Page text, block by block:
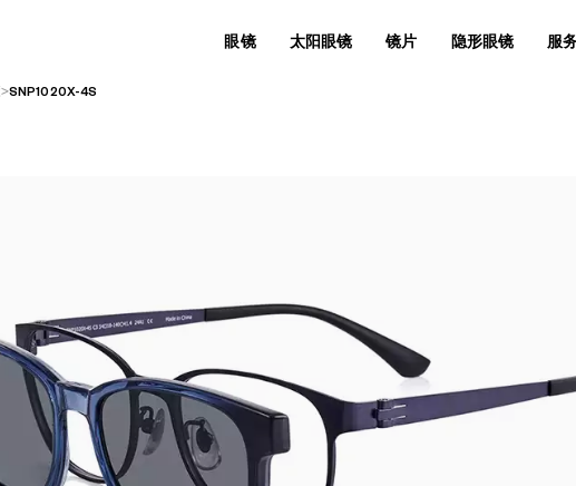
眼镜 太阳眼镜 镜片 隐形眼镜 服
SNP1020X-4S